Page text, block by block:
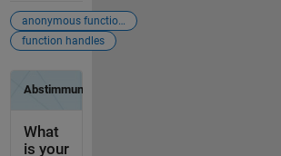
anonymous functions
function handles